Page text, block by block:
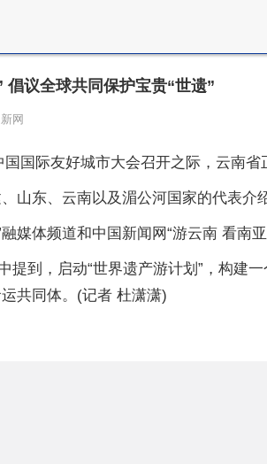
倡议全球共同保护宝贵“世遗”
网
国国际友好城市大会召开之际，云南
山东、云南以及湄公河国家的代表介
媒体频道和中国新闻网“游云南 看南
提到，启动“世界遗产游计划”，构
共同体。(记者 杜潇潇)